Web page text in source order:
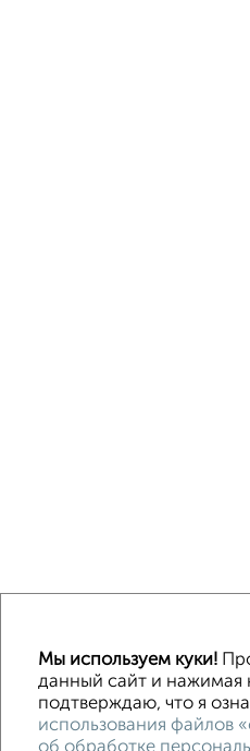
Без посредников
Деревянный
Готовый дом
Контакты Политика
Мы используем куки!
данный сайт и нажимая
подтверждаю, что я
использования файлов
об обработке